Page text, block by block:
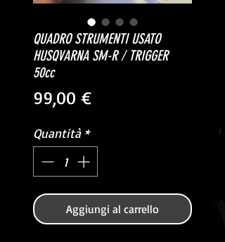
QUADRO STRUMENTI USATO
HUSQVARNA SM-R / TRIGGER
50cc
99,00 €Prezzo
Quantità *
Aggiungi al carrello